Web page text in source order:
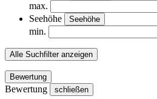
max.
Seehöhe
Seehöhe
min.
Alle Suchfilter anzeigen
Bewertung
Bewertung schließen